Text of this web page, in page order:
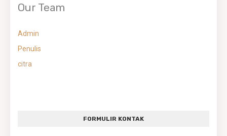
Our Team
Admin
Penulis
citra
FORMULIR KONTAK